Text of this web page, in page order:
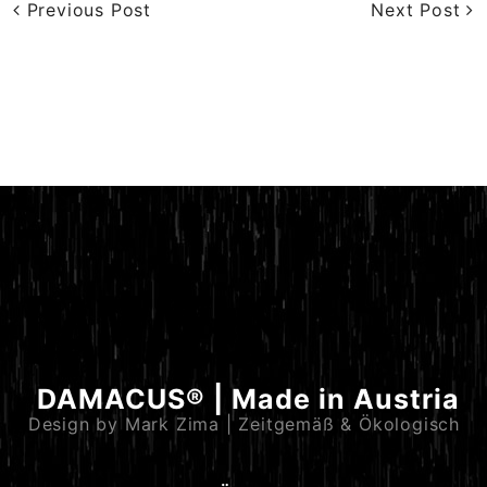
Previous Post Next Post
DAMACUS® | Made in Austria
Design by Mark Zima | Zeitgemäß & Ökologisch